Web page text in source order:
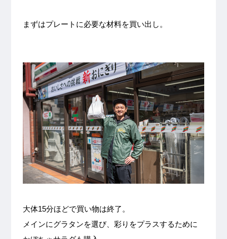
まずはプレートに必要な材料を買い出し。
大体15分ほどで買い物は終了。
メインにグラタンを選び、彩りをプラスするために